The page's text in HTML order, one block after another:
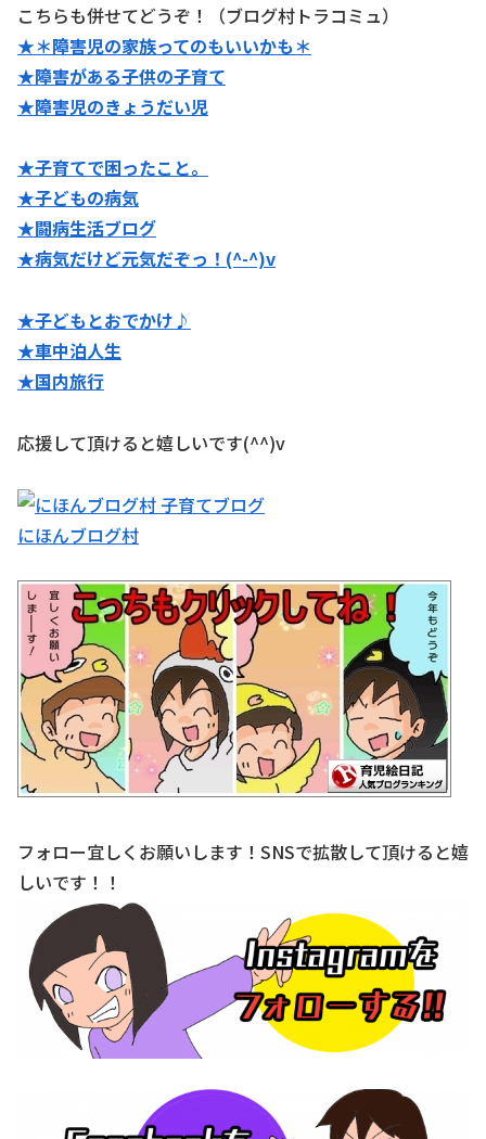
こちらも併せてどうぞ！（ブログ村トラコミュ）
★＊障害児の家族ってのもいいかも＊
★障害がある子供の子育て
★障害児のきょうだい児
★子育てで困ったこと。
★子どもの病気
★闘病生活ブログ
★病気だけど元気だぞっ！(^-^)v
★子どもとおでかけ♪
★車中泊人生
★国内旅行
応援して頂けると嬉しいです(^^)v
にほんブログ村
フォロー宜しくお願いします！SNSで拡散して頂けると嬉
しいです！！